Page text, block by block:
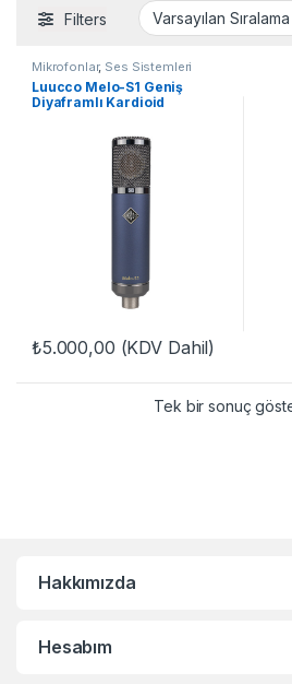
Filters
Mikrofonlar, Ses Sistemleri
Luucco Melo-S1 Geniş
Diyaframlı Kardioid
₺5.000,00 (KDV Dahil)
Tek bir sonuç
Hakkımızda
Hesabım